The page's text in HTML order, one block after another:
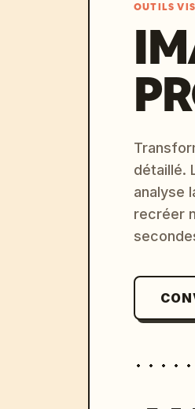
OUTILS
détaillé.
analyse
recréer